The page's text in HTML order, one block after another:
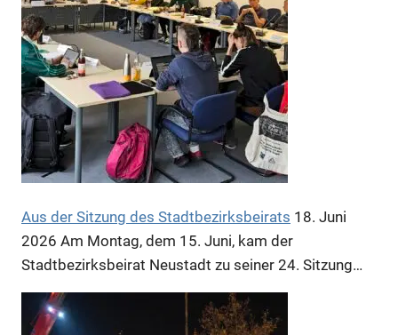
Anzeige
Anzeige
Anzeige
Aus der Sitzung des Stadtbezirksbeirats 18. Juni
2026 Am Montag, dem 15. Juni, kam der
Stadtbezirksbeirat Neustadt zu seiner 24. Sitzung…